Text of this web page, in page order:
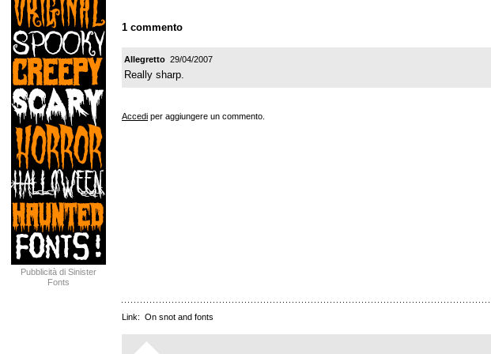
Pubblicità di Sinister
Fonts
1 commento
Allegretto 29/04/2007
Really sharp.
Accedi per aggiungere un commento.
Link: On snot and fonts